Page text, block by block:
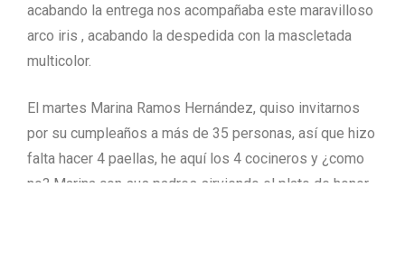
acabando la entrega nos acompañaba este maravilloso
arco iris , acabando la despedida con la mascletada
multicolor.
El martes Marina Ramos Hernández, quiso invitarnos
por su cumpleaños a más de 35 personas, así que hizo
falta hacer 4 paellas, he aquí los 4 cocineros y ¿como
no? Marina con sus padres sirviendo el plato de honor.